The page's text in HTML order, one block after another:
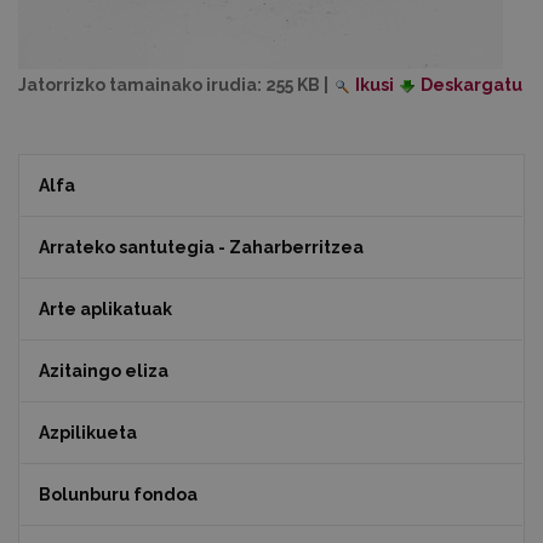
Jatorrizko tamainako irudia: 255 KB Ikusi Deskargatu
Alfa
Arrateko santutegia - Zaharberritzea
Arte aplikatuak
Azitaingo eliza
Azpilikueta
Bolunburu fondoa